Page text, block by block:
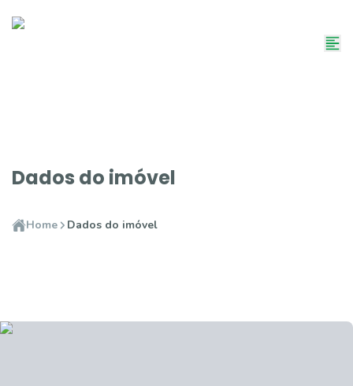
Dados do imóvel
Home Dados do imóvel